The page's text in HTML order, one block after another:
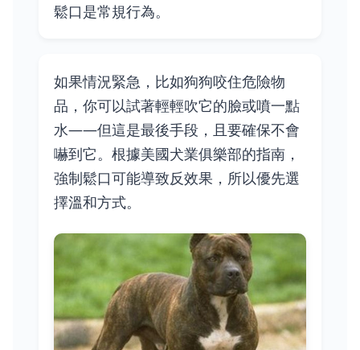
鬆口是常規行為。
如果情況緊急，比如狗狗咬住危險物
品，你可以試著輕輕吹它的臉或噴一點
水——但這是最後手段，且要確保不會
嚇到它。根據美國犬業俱樂部的指南，
強制鬆口可能導致反效果，所以優先選
擇溫和方式。